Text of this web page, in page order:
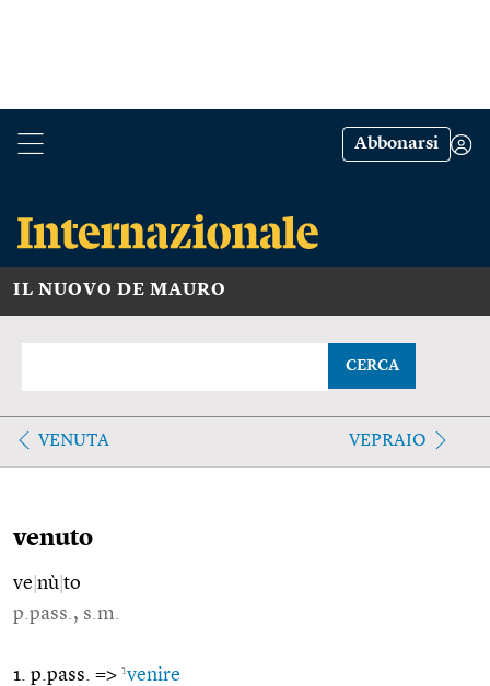
Abbonarsi
IL NUOVO DE MAURO
CERCA
VENUTA VEPRAIO
venuto
ve nù to
p.pass., s.m.
1. p.pass. => 1venire